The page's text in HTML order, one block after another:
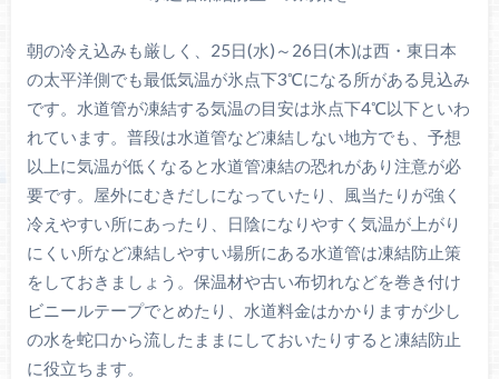
朝の冷え込みも厳しく、25日(水)～26日(木)は西・東日本
の太平洋側でも最低気温が氷点下3℃になる所がある見込み
です。水道管が凍結する気温の目安は氷点下4℃以下といわ
れています。普段は水道管など凍結しない地方でも、予想
以上に気温が低くなると水道管凍結の恐れがあり注意が必
要です。屋外にむきだしになっていたり、風当たりが強く
冷えやすい所にあったり、日陰になりやすく気温が上がり
にくい所など凍結しやすい場所にある水道管は凍結防止策
をしておきましょう。保温材や古い布切れなどを巻き付け
ビニールテープでとめたり、水道料金はかかりますが少し
の水を蛇口から流したままにしておいたりすると凍結防止
に役立ちます。